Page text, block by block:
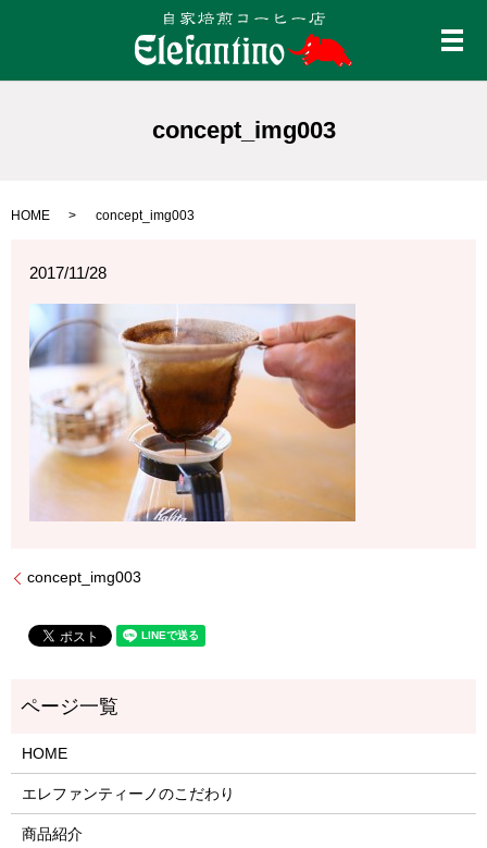
メ
concept_img003
HOME concept_img003
2017/11/28
concept_img003
HOME
エレファンティーノのこだわり
商品紹介